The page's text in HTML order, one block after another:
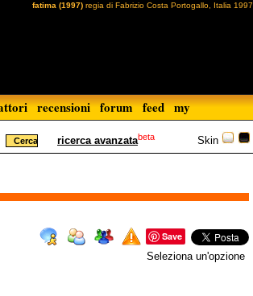
fatima (1997) regia di Fabrizio Costa Portogallo, Italia 1997
recensioni forum feed my
Skin
ricerca avanzatabeta
Save
Seleziona un'opzione